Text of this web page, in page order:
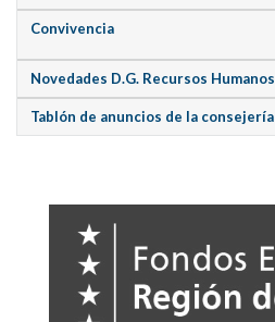
Convivencia
Novedades D.G. Recursos Humanos
Tablón de anuncios de la consejería